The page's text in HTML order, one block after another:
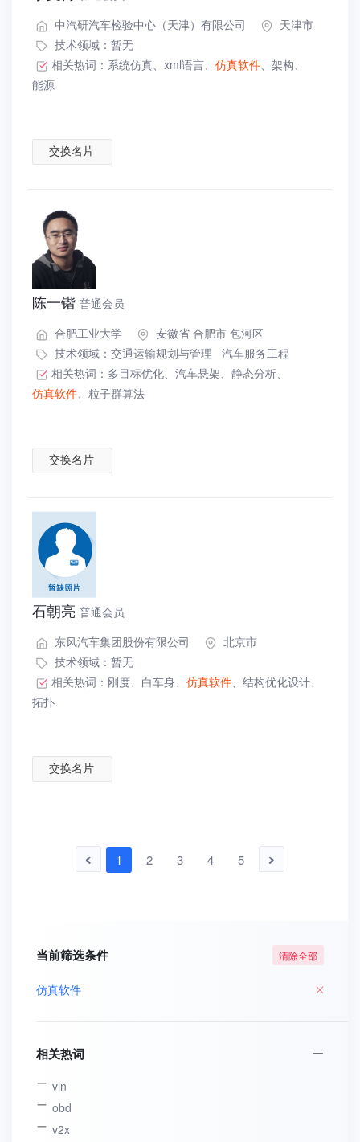
中汽研汽车检验中心（天津）有限公司
天津市
技术领域：暂无
相关热词： 系统仿真、 xml语言、 仿真软件、 架构、
能源
交换名片
陈一锴 普通会员
合肥工业大学
安徽省 合肥市 包河区
技术领域： 交通运输规划与管理
汽车服务工程
相关热词： 多目标优化、 汽车悬架、 静态分析、
仿真软件、 粒子群算法
交换名片
石朝亮 普通会员
东风汽车集团股份有限公司
北京市
技术领域：暂无
相关热词： 刚度、 白车身、 仿真软件、 结构优化设计、
拓扑
交换名片
1 2 3 4 5
当前筛选条件 清除全部
仿真软件
相关热词
vin
obd
v2x